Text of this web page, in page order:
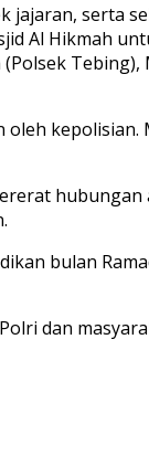
jajaran, serta
Al Hikmah
Tebing),
bulan
dan